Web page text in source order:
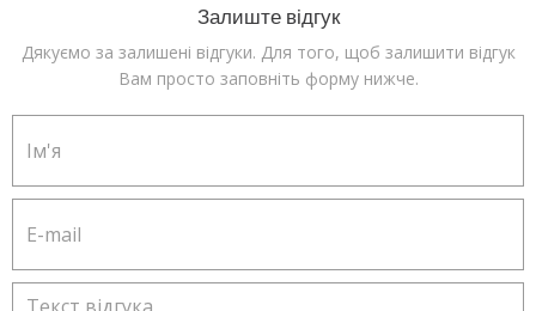
Залиште відгук
Дякуємо за залишені відгуки. Для того, щоб залишити відгук
Вам просто заповніть форму нижче.